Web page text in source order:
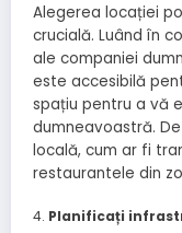
Alegerea locației
crucială. Luând în
ale companiei
este accesibilă
spațiu pentru a vă
dumneavoastră.
locală, cum ar fi
restaurantele din
Planificați